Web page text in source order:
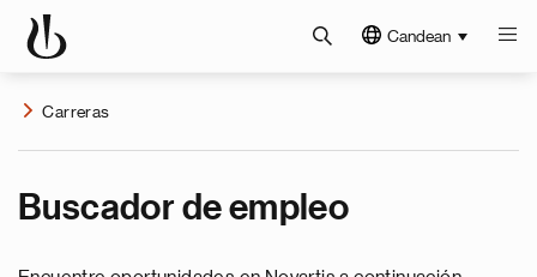
Candean
Carreras
Buscador de empleo